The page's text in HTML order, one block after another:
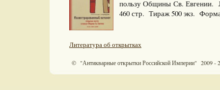
пользу Общины Св.
460 стр. Тираж 500 экз.
Литература об открытках
© "Антикварные открытки Российской Империи" 2009 -